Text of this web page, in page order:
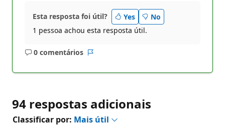
Esta resposta foi útil? Yes
No
1 pessoa achou esta resposta útil.
0 comentários
Sem
94 respostas adicionais
Classificar por: Mais útil